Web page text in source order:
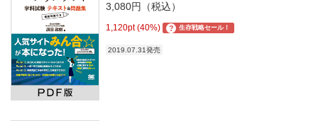
3,080円（税込）
1,120pt (40%) ? 生存戦略セール！
2019.07.31発売